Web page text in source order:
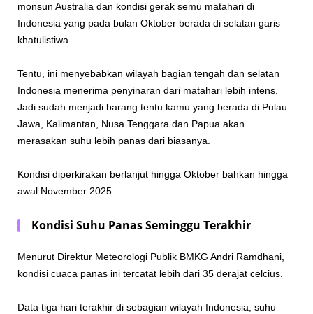
monsun Australia dan kondisi gerak semu matahari di
Indonesia yang pada bulan Oktober berada di selatan garis
khatulistiwa.
Tentu, ini menyebabkan wilayah bagian tengah dan selatan
Indonesia menerima penyinaran dari matahari lebih intens.
Jadi sudah menjadi barang tentu kamu yang berada di Pulau
Jawa, Kalimantan, Nusa Tenggara dan Papua akan
merasakan suhu lebih panas dari biasanya.
Kondisi diperkirakan berlanjut hingga Oktober bahkan hingga
awal November 2025.
Kondisi Suhu Panas Seminggu Terakhir
Menurut Direktur Meteorologi Publik BMKG Andri Ramdhani,
kondisi cuaca panas ini tercatat lebih dari 35 derajat celcius.
Data tiga hari terakhir di sebagian wilayah Indonesia, suhu